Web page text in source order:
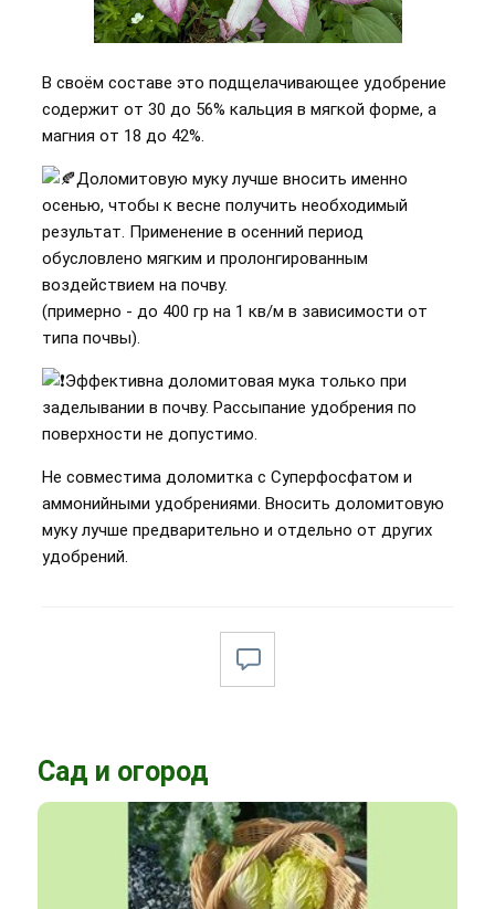
В своём составе это подщелачивающее удобрение
содержит от 30 до 56% кальция в мягкой форме, а
магния от 18 до 42%.
Доломитовую муку лучше вносить именно
осенью, чтобы к весне получить необходимый
результат. Применение в осенний период
обусловлено мягким и пролонгированным
воздействием на почву.
(примерно - до 400 гр на 1 кв/м в зависимости от
типа почвы).
Эффективна доломитовая мука только при
заделывании в почву. Рассыпание удобрения по
поверхности не допустимо.
Не совместима доломитка с Суперфосфатом и
аммонийными удобрениями. Вносить доломитовую
муку лучше предварительно и отдельно от других
удобрений.
Сад и огород